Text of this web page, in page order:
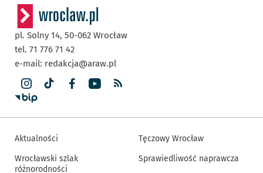
pl. Solny 14, 50-062 Wrocław
tel. 71 776 71 42
e-mail: redakcja@araw.pl
Aktualności
Wrocławski szlak
różnorodności
Tęczowy Wrocław
Sprawiedliwość naprawcza